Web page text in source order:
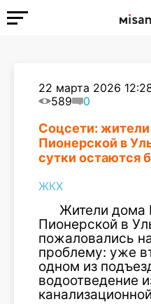
22 марта 2026
589
0
Соцсети:
Пионерской в
сутки остаются
ЖКХ
Жители дома
Пионерской в
пожаловались
проблему: уже
одном из
водоотведение